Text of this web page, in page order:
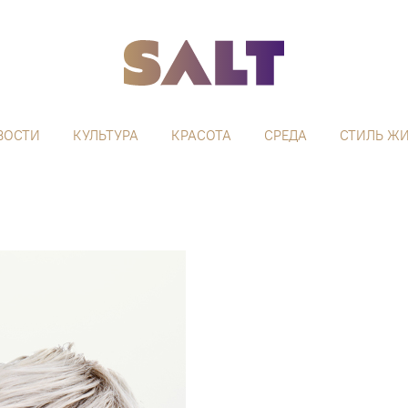
КУЛЬТУРА КРАСОТА СРЕДА СТИЛЬ